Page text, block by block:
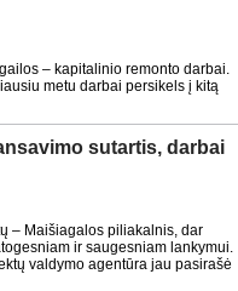
– kapitalinio remonto darbai.
metu darbai persikels į kitą
sutartis, darbai
– Maišiagalos piliakalnis, dar
ir saugesniam lankymui.
valdymo agentūra jau pasirašė